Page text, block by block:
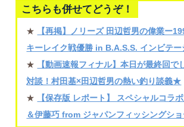
こちらも併せてどうぞ！
★
【再掲】ノリーズ 田辺哲男の偉業ー
キーレイク戦優勝 in B.A.S.S. インビテ
★
【動画速報フィナル】本日が最終回で
対談！村田基×田辺哲男の熱い釣り談義★
★
【保存版 レポート】 スペシャルコラ
＆伊藤巧 from ジャパンフィッシングシ